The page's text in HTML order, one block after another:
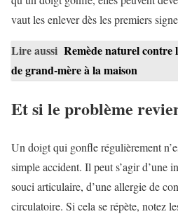
vaut les enlever dès les premiers
Lire aussi Remède naturel contre
de grand-mère à la maison
Et si le problème
Un doigt qui gonfle régulièrement
simple accident. Il peut s’agir d’une
souci articulaire, d’une allergie de
circulatoire. Si cela se répète, notez